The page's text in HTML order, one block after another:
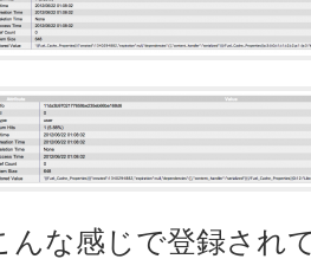
んな感じで登録され